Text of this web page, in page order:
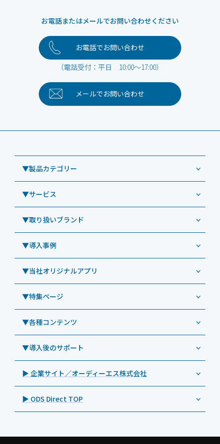
お電話またはメールでお問い合わせください
お電話でお問い合わせ
（電話受付：平日 10:00～17:00）
メールでお問い合わせ
▼製品カテゴリー
業務用タブレット
Windowsタブレット TW2A-NF9LTA
Windowsタブレット TW2A-N9LTA
Windowsタブレット TW2A-N9LT
Windowsタブレット TW2A-E9LT
Androidタブレット TA2C-NF8
Androidタブレット TA2C-NF8BL
Androidタブレット TA2C-CS8
Androidタブレット TA2C-CS8BL
Androidタブレット TA2C-DR94G
Androidタブレット TA2C-M8AC
Androidタブレット TA2C-M8
▼サービス
コールセンター
CRMシステム「カイゼンコール」
リペアサービス
教育機関向けiPad修理パック
社内ヘルプデスク代行サービス
教育機関向けiPad管理運用パック
教育機関向けICT支援ソリューション
教育機関向けネットワーク機器導入保守
キッティング
自治体向けDXソリューションサービス
法人向けiPad修理＆デバイス買取サービス
▼取り扱いブランド
ODS（オーディーエス）
LG（エルジー）
ViewSonic（ビューソニック）
PHILIPS（フィリップス）
DynaScan（ダイナスキャン）
SAMSUNG（サムスン）
Goodview（グッドビュー）
Cloudpoint（クラウドポイント）
BenQ（ベンキュー）
Magconn（マグコン）
BIAMP ／ Apart Audio（バイアンプ）
▼導入事例
導入事例（業務用タブレット、デジタルサイネージほか）
事例：業務用タブレット端末
事例：業務用サイネージ・プロジェクター
事例：業務用オーディオ・その他AV機器
事例：サービス
▼当社オリジナルアプリ
業務効率化アプリ「NFCオプティマイザー」
サポート支援アプリ「ログ送信アプリ」
MDMアプリ「Tablet Control」
▼特集ページ
業務用タブレット
>特長1：USB Type-Aポート
>特長2：microHDMIポート
>特長3：AC常時給電タイプ
>飲食向けタブレット
>ホテル向けタブレット
▼各種コンテンツ
特集記事
製品カタログ
プレスリリース
製品写真
▼導入後のサポート
オーディーエスPCカスタマーセンター
▶ 企業サイト／オーディーエス株式会社
▶ ODS Direct TOP